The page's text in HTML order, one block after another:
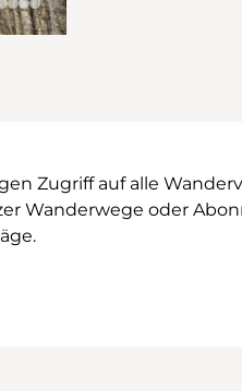
Zugriff auf alle
Wanderwege oder